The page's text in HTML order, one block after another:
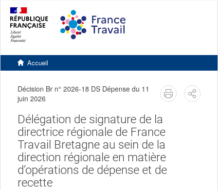
contenu
principal
pied
page
contrastée
à
Accueil
imprimer
Décision Br n° 2026-18 DS Dépense du 11
juin 2026
Délégation de signature de la
directrice régionale de France
Travail Bretagne au sein de la
direction régionale en matière
d’opérations de dépense et de
recette